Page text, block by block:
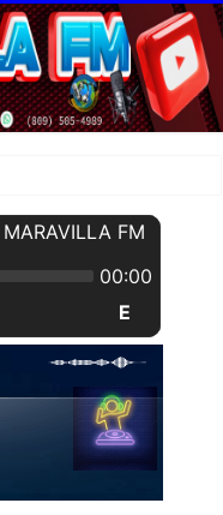
este año, ya que República